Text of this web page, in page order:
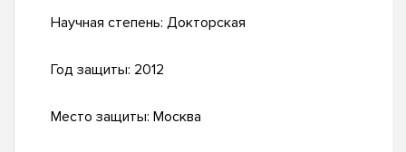
Научная степень: Докторская
Год защиты: 2012
Место защиты: Москва